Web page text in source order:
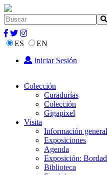
ES
EN
Iniciar Sesión
Colección
Curadurías
Colección
Gigapixel
Visita
Información general
Exposiciones
Agenda
Exposición:
Biblioteca